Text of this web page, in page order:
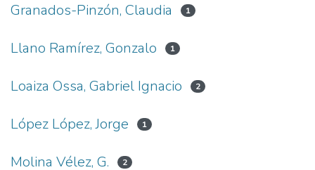
Granados-Pinzón, Claudia 1
Llano Ramírez, Gonzalo 1
Loaiza Ossa, Gabriel Ignacio 2
López López, Jorge 1
Molina Vélez, G. 2